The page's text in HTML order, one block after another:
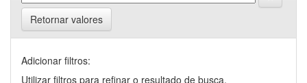
Retornar valores
Adicionar filtros:
Utilizar filtros para refinar o resultado de busca.